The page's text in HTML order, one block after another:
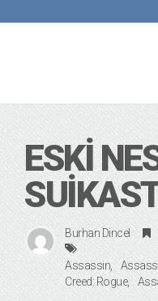
ESKI
Burhan Dincel
Assassin
Creed: Rogue